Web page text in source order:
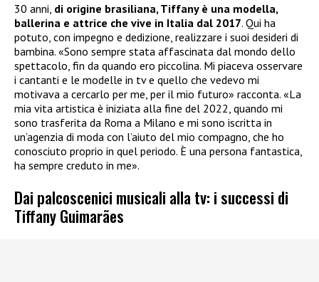
30 anni, di origine brasiliana, Tiffany è una modella,
ballerina e attrice che vive in Italia dal 2017. Qui ha
potuto, con impegno e dedizione, realizzare i suoi desideri di
bambina. «Sono sempre stata affascinata dal mondo dello
spettacolo, fin da quando ero piccolina. Mi piaceva osservare
i cantanti e le modelle in tv e quello che vedevo mi
motivava a cercarlo per me, per il mio futuro» racconta. «La
mia vita artistica è iniziata alla fine del 2022, quando mi
sono trasferita da Roma a Milano e mi sono iscritta in
un’agenzia di moda con l’aiuto del mio compagno, che ho
conosciuto proprio in quel periodo. È una persona fantastica,
ha sempre creduto in me».
Dai palcoscenici musicali alla tv: i successi di
Tiffany Guimarães